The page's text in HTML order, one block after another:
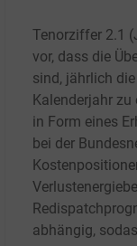
Tenorziffer 2.1
vor, dass die
sind, jährlich
Kalenderjahr
in Form eines
bei der
abhängig,